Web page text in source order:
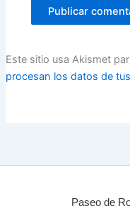
Este sitio usa Akismet
procesan los datos de
Paseo de